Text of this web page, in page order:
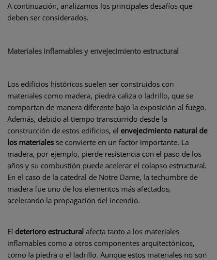
A continuación, analizamos los principales desafíos que
deben ser considerados.
Materiales inflamables y envejecimiento estructural
Los edificios históricos suelen ser construidos con
materiales como madera, piedra caliza o ladrillo, que se
comportan de manera diferente bajo la exposición al fuego.
Además, debido al tiempo transcurrido desde la
construcción de estos edificios, el envejecimiento natural de
los materiales se convierte en un factor importante. La
madera, por ejemplo, pierde resistencia con el paso de los
años y su combustión puede acelerar el colapso estructural.
En el caso de la catedral de Notre Dame, la techumbre de
madera fue uno de los elementos más afectados,
acelerando la propagación del incendio​.
El deterioro estructural afecta tanto a los materiales
inflamables como a otros componentes arquitectónicos,
como la piedra o el ladrillo. Aunque estos materiales no son